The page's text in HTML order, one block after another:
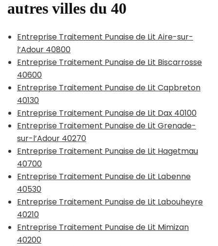
autres villes du 40
Entreprise Traitement Punaise de Lit Aire-sur-
l’Adour 40800
Entreprise Traitement Punaise de Lit Biscarrosse
40600
Entreprise Traitement Punaise de Lit Capbreton
40130
Entreprise Traitement Punaise de Lit Dax 40100
Entreprise Traitement Punaise de Lit Grenade-
sur-l’Adour 40270
Entreprise Traitement Punaise de Lit Hagetmau
40700
Entreprise Traitement Punaise de Lit Labenne
40530
Entreprise Traitement Punaise de Lit Labouheyre
40210
Entreprise Traitement Punaise de Lit Mimizan
40200